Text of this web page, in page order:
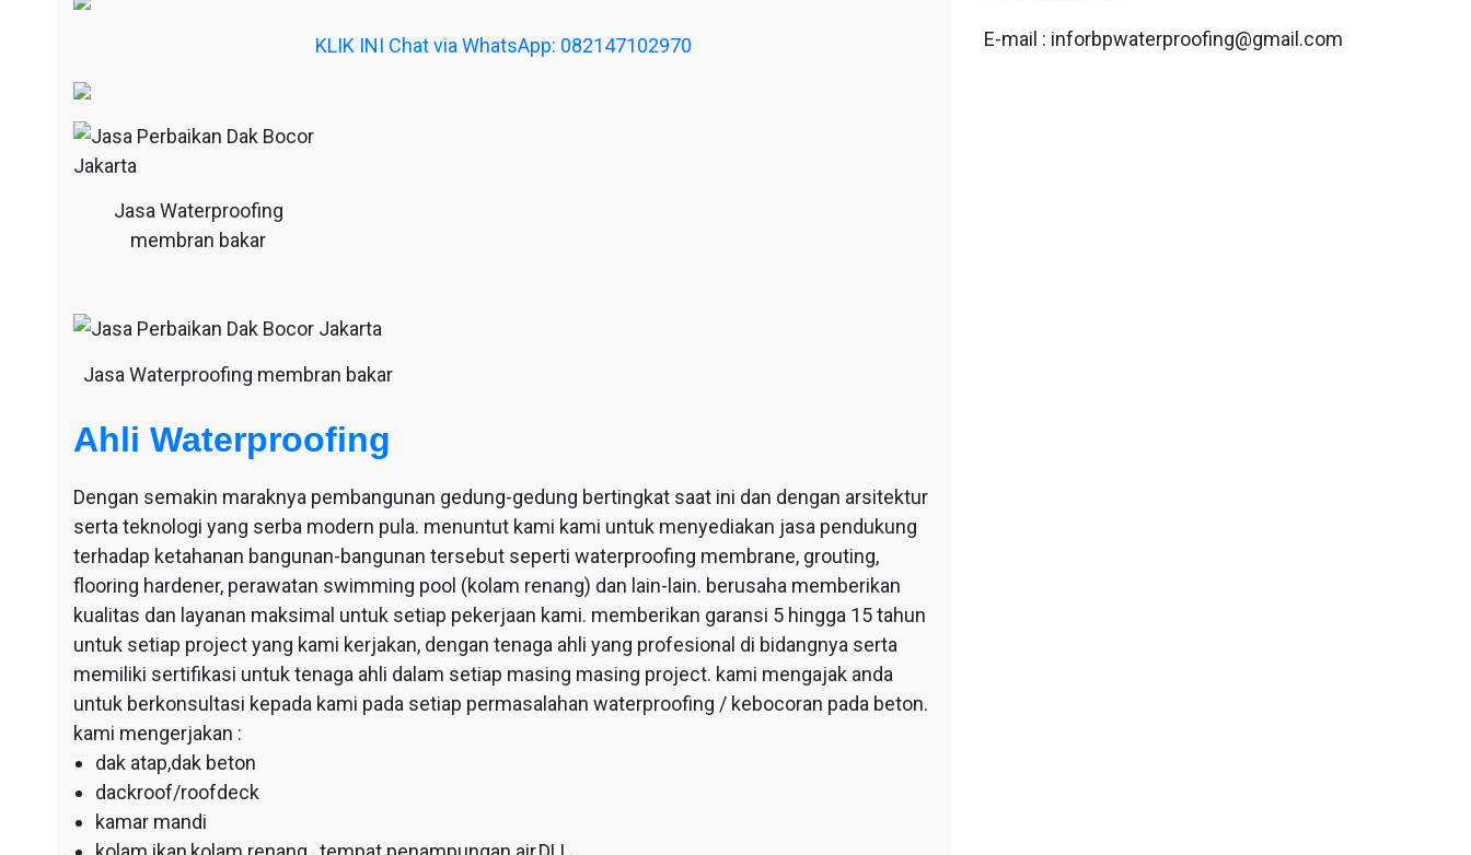
KLIK INI Chat via WhatsApp: 082147102970
Jasa Waterproofing
membran bakar
Jasa Waterproofing membran bakar
Ahli Waterproofing
Dengan semakin maraknya pembangunan gedung-gedung bertingkat saat ini dan dengan arsitektur
serta teknologi yang serba modern pula. menuntut kami kami untuk menyediakan jasa pendukung
terhadap ketahanan bangunan-bangunan tersebut seperti waterproofing membrane, grouting,
flooring hardener, perawatan swimming pool (kolam renang) dan lain-lain. berusaha memberikan
kualitas dan layanan maksimal untuk setiap pekerjaan kami. memberikan garansi 5 hingga 15 tahun
untuk setiap project yang kami kerjakan, dengan tenaga ahli yang profesional di bidangnya serta
memiliki sertifikasi untuk tenaga ahli dalam setiap masing masing project. kami mengajak anda
untuk berkonsultasi kepada kami pada setiap permasalahan waterproofing / kebocoran pada beton.
kami mengerjakan :
dak atap,dak beton
dackroof/roofdeck
kamar mandi
E-mail : inforbpwaterproofing@gmail.com